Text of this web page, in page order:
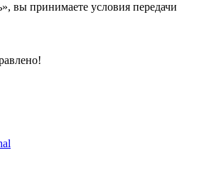
вы принимаете условия передачи